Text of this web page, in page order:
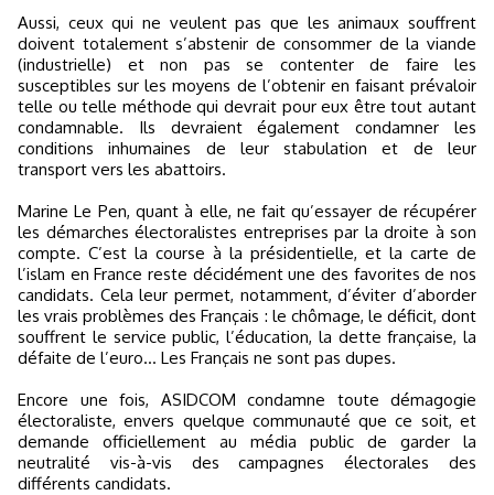
Aussi, ceux qui ne veulent pas que les animaux souffrent
doivent totalement s’abstenir de consommer de la viande
(industrielle) et non pas se contenter de faire les
susceptibles sur les moyens de l’obtenir en faisant prévaloir
telle ou telle méthode qui devrait pour eux être tout autant
condamnable. Ils devraient également condamner les
conditions inhumaines de leur stabulation et de leur
transport vers les abattoirs.
Marine Le Pen, quant à elle, ne fait qu’essayer de récupérer
les démarches électoralistes entreprises par la droite à son
compte. C’est la course à la présidentielle, et la carte de
l’islam en France reste décidément une des favorites de nos
candidats. Cela leur permet, notamment, d’éviter d’aborder
les vrais problèmes des Français : le chômage, le déficit, dont
souffrent le service public, l’éducation, la dette française, la
défaite de l’euro… Les Français ne sont pas dupes.
Encore une fois, ASIDCOM condamne toute démagogie
électoraliste, envers quelque communauté que ce soit, et
demande officiellement au média public de garder la
neutralité vis-à-vis des campagnes électorales des
différents candidats.